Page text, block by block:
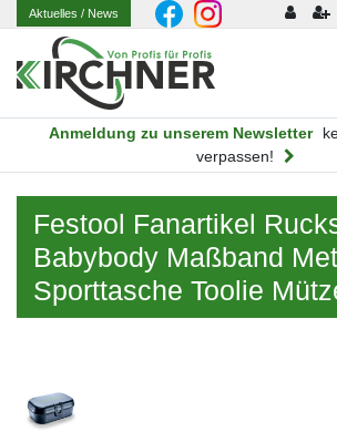
Aktuelles/ News
Anmeldung zu unserem Newsletter
verpassen!
Festool Fanartikel
Babybody Maßband
Sporttasche Toolie